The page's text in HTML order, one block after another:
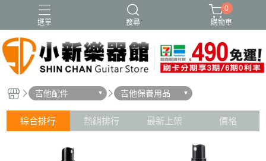
選單 搜尋
0
購物車
吉他配件 吉他保養用品
綜合排行 熱銷排行 最新上架 價格